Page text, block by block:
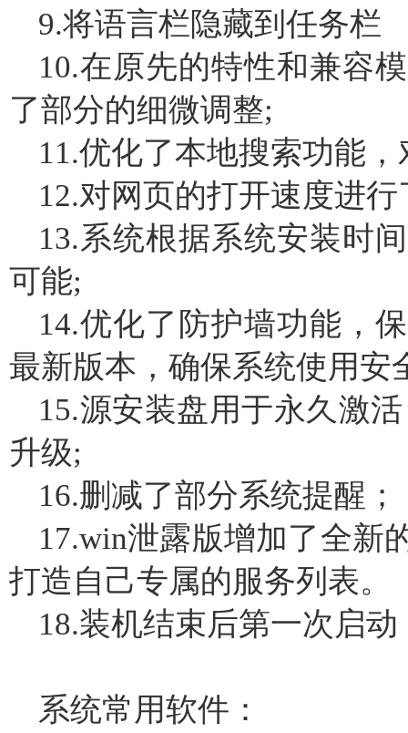
9.将语言栏隐藏到任务栏
10.在原先的特性和兼容
了部分的细微调整;
11.优化了本地搜索功能
12.对网页的打开速度进
13.系统根据系统安装时
可能;
14.优化了防护墙功能，
最新版本，确保系统使用安
15.源安装盘用于永久激
升级;
16.删减了部分系统提醒；
17.win泄露版增加了全新
打造自己专属的服务列表。
18.装机结束后第一次启
系统常用软件：